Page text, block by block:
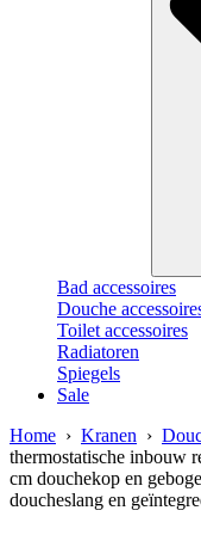
Bad accessoires
Douche
Toilet accessoires
Radiatoren
Spiegels
Sale
Home › Kranen ›
thermostatische inbouw
cm douchekop en
doucheslang en